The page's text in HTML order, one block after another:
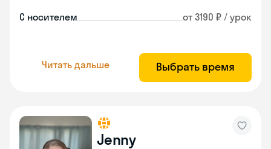
С носителем от 3190 ₽ / урок
Читать дальше Выбрать время
Jenny